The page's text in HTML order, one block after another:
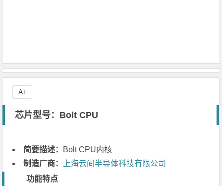
芯片型号：Bolt CPU
简要描述： Bolt CPU内核
制造厂商：
上海云间半导体科技有限公司
功能特点
A+